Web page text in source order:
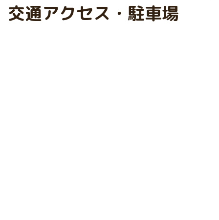
交通アクセス・駐車場